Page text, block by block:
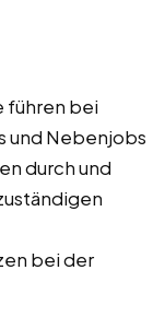
führen bei
und Nebenjobs
durch und
bei der